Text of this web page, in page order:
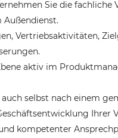
Sie die
Außendienst.
Vertriebsaktivitäten,
aktiv im
selbst nach einem
kompetenter